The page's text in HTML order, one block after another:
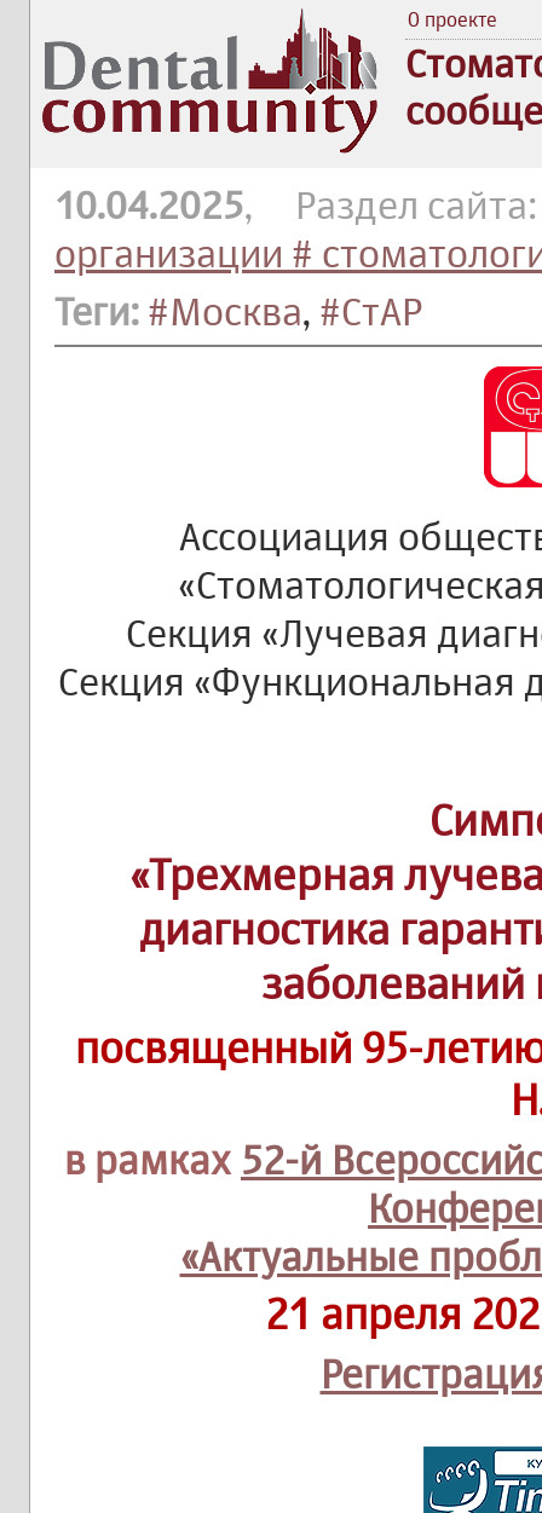
О проекте
10.04.2025, Раздел
организации #
Теги: #Москва, #СтАР
Ассоциация
Секция «Лучевая
Секция «Функциональная
«Трехмерная
диагностика
посвященный 95-
в рамках 52-й
«Актуальные
21 апреля